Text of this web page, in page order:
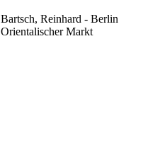
Bartsch, Reinhard - Berlin
Orientalischer Markt